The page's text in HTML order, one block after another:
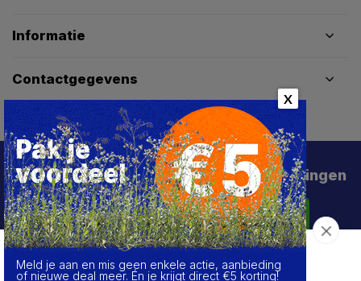
Informatie
Contactgegevens
Schrijf je in voor de beste deals en kortingen
Abonneer
Over de cookies op deze website
X
Meld je aan en mis geen enkele actie, aanbieding
of nieuwe deal meer. Én je krijgt direct €5 korting!